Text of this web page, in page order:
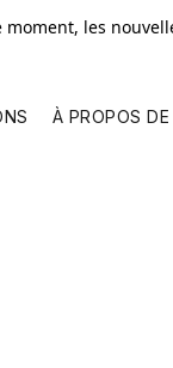
moment, les
À PROPOS DE